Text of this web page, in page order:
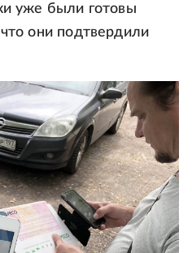
уже были готовы
они подтвердили